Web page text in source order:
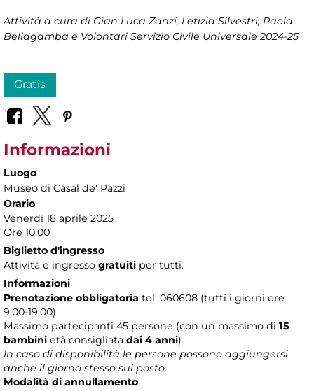
Attività a cura di Gian Luca Zanzi, Letizia Silvestri, Paola
Bellagamba e Volontari Servizio Civile Universale 2024-25
Gratis
Informazioni
Luogo
Museo di Casal de' Pazzi
Orario
Venerdì 18 aprile 2025
Ore 10.00
Biglietto d'ingresso
Attività e ingresso gratuiti per tutti.
Informazioni
Prenotazione obbligatoria tel. 060608 (tutti i giorni ore
9.00-19.00)
Massimo partecipanti 45 persone (con un massimo di 15
bambini età consigliata dai 4 anni)
In caso di disponibilità le persone possono aggiungersi
anche il giorno stesso sul posto.
Modalità di annullamento